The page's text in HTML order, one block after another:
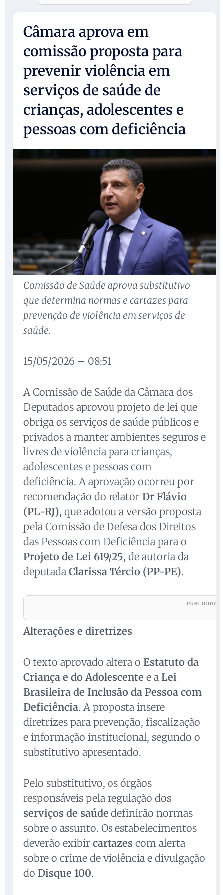
Câmara aprova em
comissão proposta para
prevenir violência em
serviços de saúde de
crianças, adolescentes e
pessoas com deficiência
Comissão de Saúde aprova substitutivo
que determina normas e cartazes para
prevenção de violência em serviços de
saúde.
15/05/2026 – 08:51
A Comissão de Saúde da Câmara dos
Deputados aprovou projeto de lei que
obriga os serviços de saúde públicos e
privados a manter ambientes seguros e
livres de violência para crianças,
adolescentes e pessoas com
deficiência. A aprovação ocorreu por
recomendação do relator Dr Flávio
(PL-RJ), que adotou a versão proposta
pela Comissão de Defesa dos Direitos
das Pessoas com Deficiência para o
Projeto de Lei 619/25, de autoria da
deputada Clarissa Tércio (PP-PE).
Alterações e diretrizes
O texto aprovado altera o Estatuto da
Criança e do Adolescente e a Lei
Brasileira de Inclusão da Pessoa com
Deficiência. A proposta insere
diretrizes para prevenção, fiscalização
e informação institucional, segundo o
substitutivo apresentado.
Pelo substitutivo, os órgãos
responsáveis pela regulação dos
serviços de saúde definirão normas
sobre o assunto. Os estabelecimentos
deverão exibir cartazes com alerta
sobre o crime de violência e divulgação
do Disque 100.